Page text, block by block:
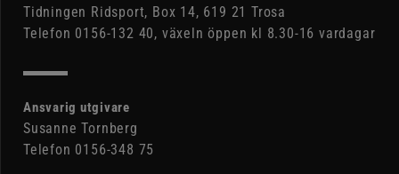
Tidningen Ridsport, Box 14, 619 21 Trosa
Telefon 0156-132 40, växeln öppen kl 8.30-16 vardagar
Ansvarig utgivare
Susanne Tornberg
Telefon 0156-348 75